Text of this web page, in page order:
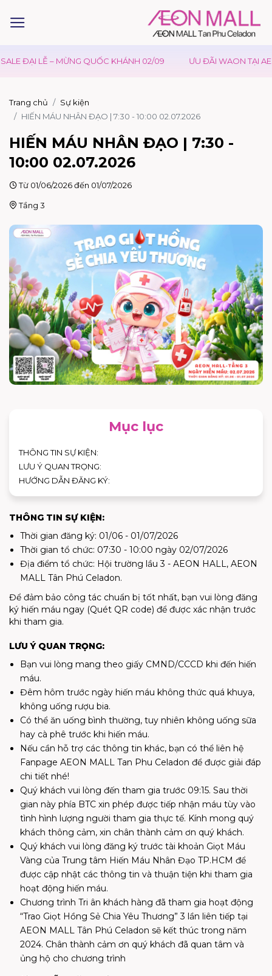
ĐẠI LỄ – MỪNG QUỐC KHÁNH 02/09 ƯU ĐÃI WAON TẠI
Trang chủ
Sự kiện
HIẾN MÁU NHÂN ĐẠO | 7:30 - 10:00 02.07.2026
HIẾN MÁU NHÂN ĐẠO | 7:30 -
10:00 02.07.2026
Từ 01/06/2026 đến 01/07/2026
Tầng 3
Mục lục
THÔNG TIN SỰ KIỆN:
LƯU Ý QUAN TRỌNG:
HƯỚNG DẪN ĐĂNG KÝ:
THÔNG TIN SỰ KIỆN:
Thời gian đăng ký: 01/06 - 01/07/2026
Thời gian tổ chức: 07:30 - 10:00 ngày 02/07/2026
Địa điểm tổ chức: Hội trường lầu 3 - AEON HALL, AEON
MALL Tân Phú Celadon.
Để đảm bảo công tác chuẩn bị tốt nhất, bạn vui lòng đăng
ký hiến máu ngay (Quét QR code) để được xác nhận trước
khi tham gia.
LƯU Ý QUAN TRỌNG:
Bạn vui lòng mang theo giấy CMND/CCCD khi đến hiến
máu.
Đêm hôm trước ngày hiến máu không thức quá khuya,
không uống rượu bia.
Có thể ăn uống bình thường, tuy nhiên không uống sữa
hay cà phê trước khi hiến máu.
Nếu cần hỗ trợ các thông tin khác, bạn có thể liên hệ
Fanpage AEON MALL Tan Phu Celadon để được giải đáp
chi tiết nhé!
Quý khách vui lòng đến tham gia trước 09:15. Sau thời
gian này phía BTC xin phép được tiếp nhận máu tùy vào
tình hình lượng người tham gia thực tế. Kính mong quý
khách thông cảm, xin chân thành cảm ơn quý khách.
Quý khách vui lòng đăng ký trước tài khoản Giọt Máu
Vàng của Trung tâm Hiến Máu Nhân Đạo TP.HCM để
được cập nhật các thông tin và thuận tiện khi tham gia
hoạt động hiến máu.
Chương trình Tri ân khách hàng đã tham gia hoạt động
“Trao Giọt Hồng Sẻ Chia Yêu Thương” 3 lần liên tiếp tại
AEON MALL Tân Phú Celadon sẽ kết thúc trong năm
2024. Chân thành cảm ơn quý khách đã quan tâm và
ủng hộ cho chương trình